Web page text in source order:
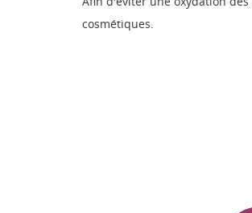
cosmétiques.